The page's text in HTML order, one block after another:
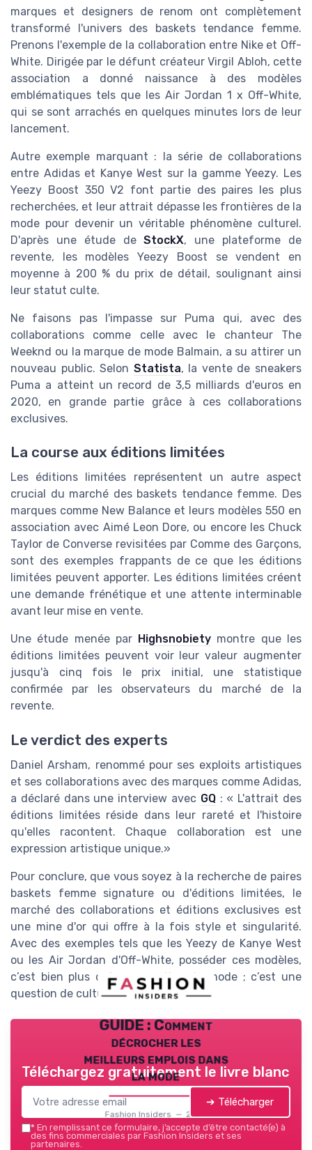
marques et designers de renom ont complètement
transformé l'univers des baskets tendance femme.
Prenons l'exemple de la collaboration entre Nike et Off-
White. Dirigée par le défunt créateur Virgil Abloh, cette
association a donné naissance à des modèles
emblématiques tels que les Air Jordan 1 x Off-White,
qui se sont arrachés en quelques minutes lors de leur
lancement.
Autre exemple marquant : la série de collaborations
entre Adidas et Kanye West sur la gamme Yeezy. Les
Yeezy Boost 350 V2 font partie des paires les plus
recherchées, et leur attrait dépasse les frontières de la
mode pour devenir un véritable phénomène culturel.
D'après une étude deStockX, une plateforme de
revente, les modèles Yeezy Boost se vendent en
moyenne à 200 % du prix de détail, soulignant ainsi
leur statut culte.
Ne faisons pas l'impasse sur Puma qui, avec des
collaborations comme celle avec le chanteur The
Weeknd ou la marque de mode Balmain, a su attirer un
nouveau public. Selon Statista, la vente de sneakers
Puma a atteint un record de 3,5 milliards d'euros en
2020, en grande partie grâce à ces collaborations
exclusives.
La course aux éditions limitées
Les éditions limitées représentent un autre aspect
crucial du marché des baskets tendance femme. Des
marques comme New Balance et leurs modèles 550 en
association avec Aimé Leon Dore, ou encore les Chuck
Taylor de Converse revisitées par Comme des Garçons,
sont des exemples frappants de ce que les éditions
limitées peuvent apporter. Les éditions limitées créent
une demande frénétique et une attente interminable
avant leur mise en vente.
Une étude menée par Highsnobiety montre que les
éditions limitées peuvent voir leur valeur augmenter
jusqu'à cinq fois le prix initial, une statistique
confirmée par les observateurs du marché de la
revente.
Le verdict des experts
Daniel Arsham, renommé pour ses exploits artistiques
et ses collaborations avec des marques comme Adidas,
a déclaré dans une interview avec GQ: « L'attrait des
éditions limitées réside dans leur rareté et l'histoire
qu'elles racontent. Chaque collaboration est une
expression artistique unique.»
Pour conclure, que vous soyez à la recherche de paires
baskets femme signature ou d'éditions limitées, le
marché des collaborations et éditions exclusives est
une mine d'or qui offre à la fois style et singularité.
Avec des exemples tels que les Yeezy de Kanye West
ou les Air Jordan d'Off-White, posséder ces modèles,
c’est bien plus qu’une question de mode ; c’est une
question de culture et de statut.
GUIDE : Comment
décrocher les
meilleurs emplois dans
la mode
Fashion Insiders — 2026
Téléchargez gratuitement le livre blanc
➔ Télécharger
* En remplissant ce formulaire, j’accepte d’être contacté(e) à
des fins commerciales par Fashion Insiders et ses
partenaires.